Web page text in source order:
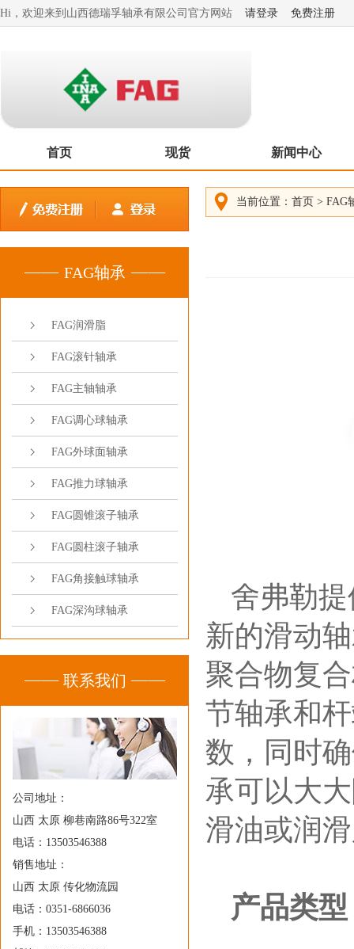
Hi，欢迎来到山西德瑞孚轴承有限公司官方网站 请登录 免费注册
首页 现货 新闻中心
FAG轴承
FAG润滑脂
FAG滚针轴承
FAG主轴轴承
FAG调心球轴承
FAG外球面轴承
FAG推力球轴承
FAG圆锥滚子轴承
FAG圆柱滚子轴承
FAG角接触球轴承
FAG深沟球轴承
联系我们
公司地址：
山西 太原 柳巷南路86号322室
电话：13503546388
销售地址：
山西 太原 传化物流园
电话：0351-6866036
手机：13503546388
当前位置： 首页 > FAG
舍弗勒
新的滑动
聚合物复
节轴承和
数，同时
承可以大
滑油或润
产品类型